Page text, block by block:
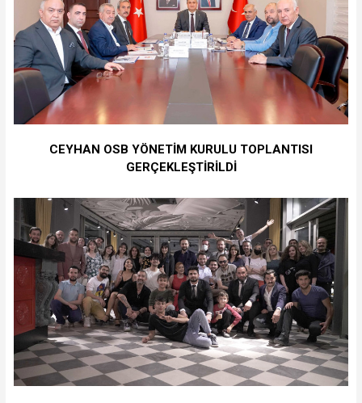
CEYHAN OSB YÖNETİM KURULU TOPLANTISI
GERÇEKLEŞTİRİLDİ